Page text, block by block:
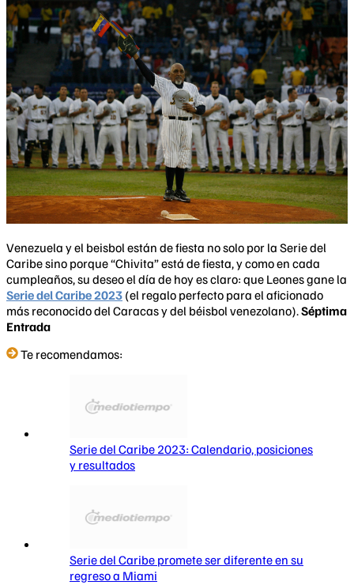
Venezuela y el beisbol están de fiesta no solo por la Serie del
Caribe sino porque “Chivita” está de fiesta, y como en cada
cumpleaños, su deseo el día de hoy es claro: que Leones gane la
Serie del Caribe 2023 (el regalo perfecto para el aficionado
más reconocido del Caracas y del béisbol venezolano).Séptima
Entrada
Te recomendamos:
Serie del Caribe 2023: Calendario, posiciones
y resultados
Serie del Caribe promete ser diferente en su
regreso a Miami